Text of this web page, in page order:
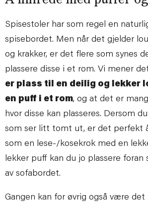
Spisestoler har som regel en
spisebordet. Men når det gjelder
og krakker, er det flere som synes
plassere disse i et rom. Vi mener
er plass til en deilig og lekker
en puff i et rom, og at det er
hvor disse kan plasseres. Dersom
som ser litt tomt ut, er det perfekt
som en lese-/kosekrok med en
lekker puff kan du jo plassere foran
av sofabordet.
Gangen kan for øvrig også være